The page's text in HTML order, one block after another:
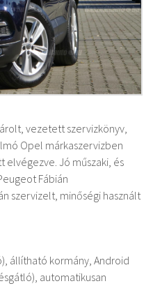
vezetett szervizkönyv,
Opel márkaszervizben
elvégezve. Jó műszaki, és
Fábián
szervizelt, minőségi használt
állítható kormány, Android
automatikusan